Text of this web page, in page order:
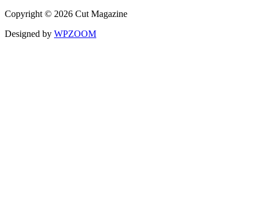
Copyright © 2026 Cut Magazine
Designed by WPZOOM